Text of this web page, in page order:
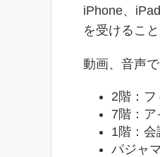
iPhone、
を受けるこ
動画、音声
2階：フ
7階：ア
1階：会
パジャ